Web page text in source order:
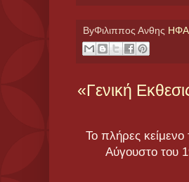
ByΦιλιππος Ανθης
«Γενική
Το πλήρες
Αύγουστο του